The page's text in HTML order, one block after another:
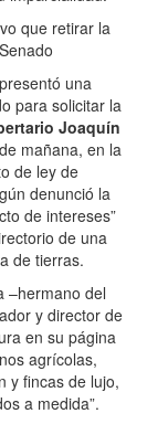
que retirar la
una
para solicitar la
Joaquín
mañana, en la
de ley de
denunció la
de intereses”
de una
de tierras.
–hermano del
y director de
en su página
agrícolas,
y fincas de lujo,
a medida”.